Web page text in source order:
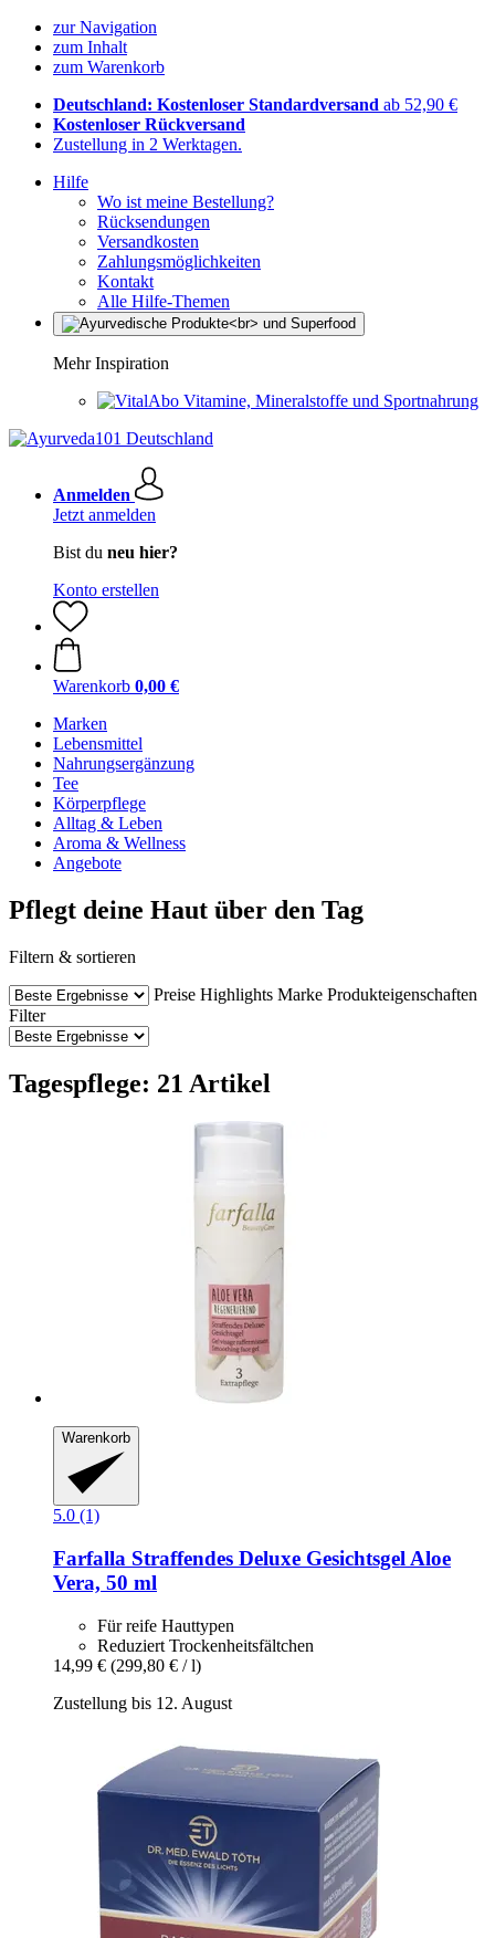
zur Navigation
zum Inhalt
zum Warenkorb
Deutschland: Kostenloser Standardversand ab 52,90 €
Kostenloser Rückversand
Zustellung in 2 Werktagen.
Hilfe
Wo ist meine Bestellung?
Rücksendungen
Versandkosten
Zahlungsmöglichkeiten
Kontakt
Alle Hilfe-Themen
Mehr Inspiration
Vitamine, Mineralstoffe und Sportnahrung
Anmelden
Jetzt anmelden
Bist du neu hier?
Konto erstellen
Warenkorb 0,00 €
Marken
Lebensmittel
Nahrungsergänzung
Tee
Körperpflege
Alltag & Leben
Aroma & Wellness
Angebote
Pflegt deine Haut über den Tag
Filtern & sortieren
Preise Highlights Marke Produkteigenschaften
Filter
Tagespflege: 21 Artikel
Warenkorb
5.0 (1)
Farfalla Straffendes Deluxe Gesichtsgel Aloe
Vera, 50 ml
Für reife Hauttypen
Reduziert Trockenheitsfältchen
14,99 € (299,80 € / l)
Zustellung bis 12. August